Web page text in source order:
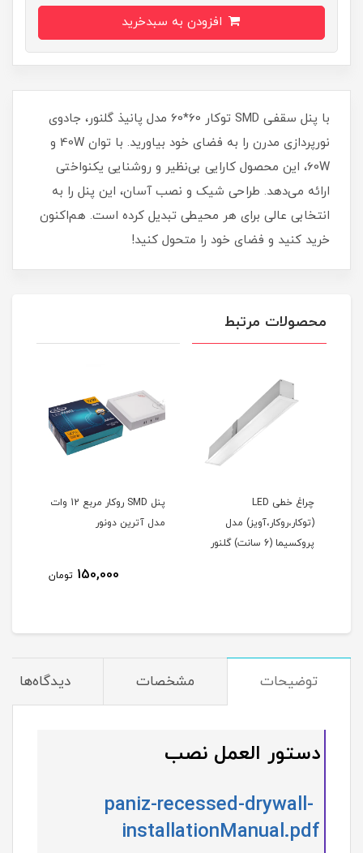
با پنل سقفی SMD توکار 60*60 مدل پانیذ گلنور، جادوی
نورپردازی مدرن را به فضای خود بیاورید. با توان 40W و
60W، این محصول کارایی بی‌نظیر و روشنایی یکنواختی
ارائه می‌دهد. طراحی شیک و نصب آسان، این پنل را به
انتخابی عالی برای هر محیطی تبدیل کرده است. هم‌اکنون
خرید کنید و فضای خود را متحول کنید!
محصولات مرتبط
چراغ خطی LED
(توکار،روکار،آویز) مدل
پروکسیما (6 سانت) گلنور
پنل SMD روکار مربع 12 وات
مدل آترین دونور
150,000 تومان
توضیحات مشخصات دیدگاه‌ها
دستور العمل نصب
paniz-recessed-drywall-
installationManual.pdf